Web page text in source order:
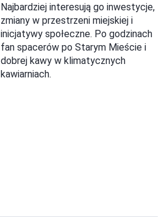
Najbardziej interesują go inwestycje,
zmiany w przestrzeni miejskiej i
inicjatywy społeczne. Po godzinach
fan spacerów po Starym Mieście i
dobrej kawy w klimatycznych
kawiarniach.